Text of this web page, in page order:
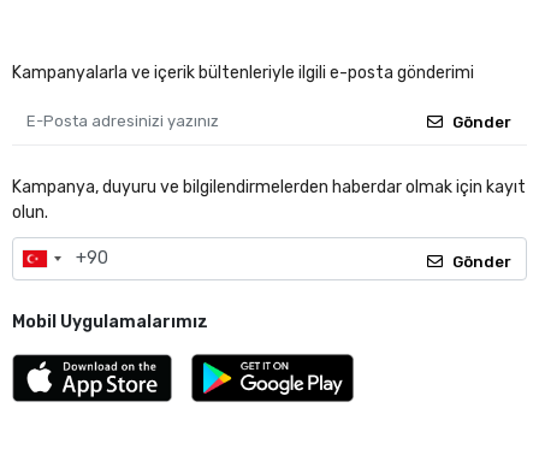
Kampanyalarla ve içerik bültenleriyle ilgili e-posta gönderimi
Gönder
Kampanya, duyuru ve bilgilendirmelerden haberdar olmak için kayıt
olun.
Gönder
Mobil Uygulamalarımız